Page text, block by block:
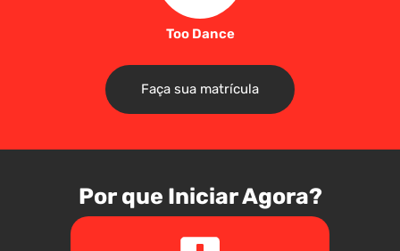
Too Dance
Faça sua matrícula
Por que Iniciar Agora?